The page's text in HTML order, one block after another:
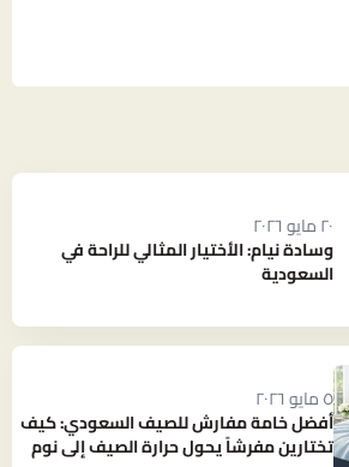
٢٠ مايو ٢٠٢٦
وسادة نيام: الأختيار المثالي للراحة في
السعودية
٥ مايو ٢٠٢٦
أفضل خامة مفارش للصيف السعودي: كيف
تختارين مفرشاً يحول حرارة الصيف إلى نوم